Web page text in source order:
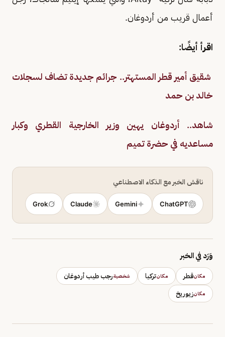
أعمال قريب من أردوغان.
اقرأ أيضًا:
شقيق أمير قطر المستهتر.. جرائم جديدة تضاف لسجلات
خالد بن حمد
شاهد.. أردوغان يهين وزير الخارجية القطري وكبار
مساعديه في حضرة تميم
ناقش الخبر مع الذكاء الاصطناعي
ChatGPT
Gemini
Claude
Grok
وَرَد في الخبر
مكانقطر مكانتركيا شخصيةرجب طيب أردوغان
مكانزيوريخ